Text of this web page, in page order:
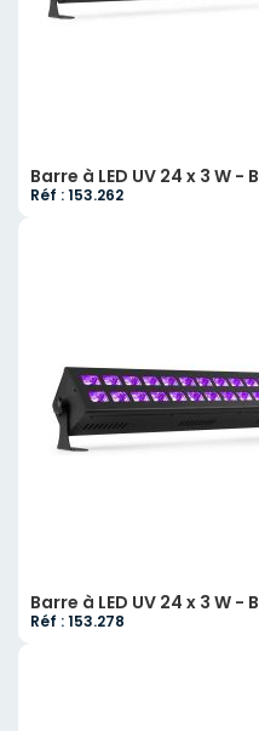
Barre à LED UV 24 x 3 W -
Réf : 153.262
Barre à LED UV 24 x 3 W -
Réf : 153.278